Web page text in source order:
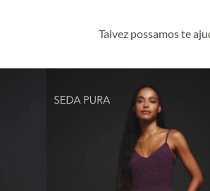
Talvez possamos te